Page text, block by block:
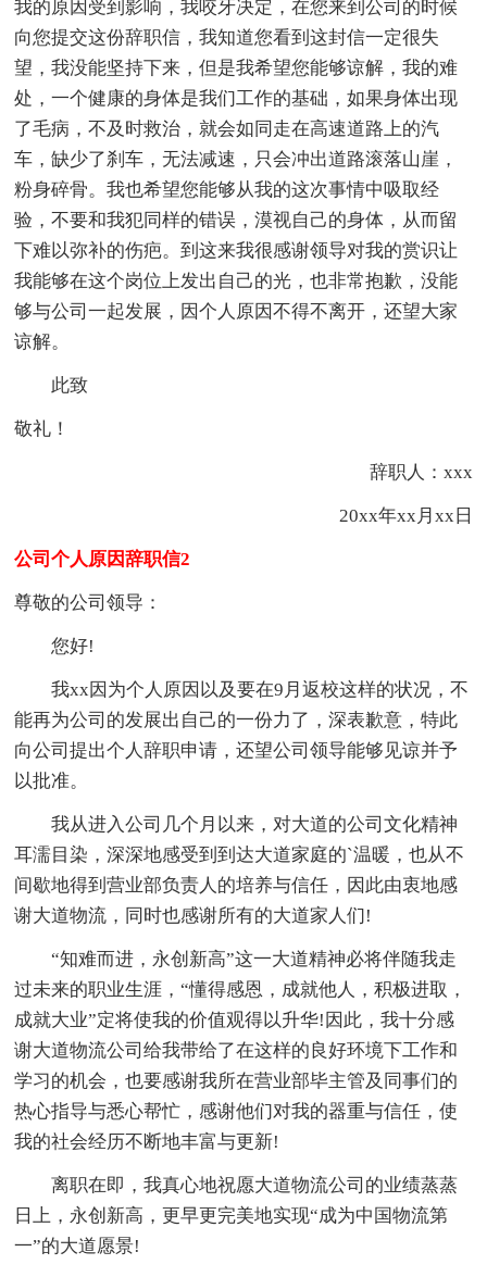
我的原因受到影响，我咬牙决定，在您来到公司的时候
向您提交这份辞职信，我知道您看到这封信一定很失
望，我没能坚持下来，但是我希望您能够谅解，我的难
处，一个健康的身体是我们工作的基础，如果身体出现
了毛病，不及时救治，就会如同走在高速道路上的汽
车，缺少了刹车，无法减速，只会冲出道路滚落山崖，
粉身碎骨。我也希望您能够从我的这次事情中吸取经
验，不要和我犯同样的错误，漠视自己的身体，从而留
下难以弥补的伤疤。到这来我很感谢领导对我的赏识让
我能够在这个岗位上发出自己的光，也非常抱歉，没能
够与公司一起发展，因个人原因不得不离开，还望大家
谅解。
此致
敬礼！
辞职人：xxx
20xx年xx月xx日
公司个人原因辞职信2
尊敬的公司领导：
您好!
我xx因为个人原因以及要在9月返校这样的状况，不
能再为公司的发展出自己的一份力了，深表歉意，特此
向公司提出个人辞职申请，还望公司领导能够见谅并予
以批准。
我从进入公司几个月以来，对大道的公司文化精神
耳濡目染，深深地感受到到达大道家庭的`温暖，也从不
间歇地得到营业部负责人的培养与信任，因此由衷地感
谢大道物流，同时也感谢所有的大道家人们!
“知难而进，永创新高”这一大道精神必将伴随我走
过未来的职业生涯，“懂得感恩，成就他人，积极进取，
成就大业”定将使我的价值观得以升华!因此，我十分感
谢大道物流公司给我带给了在这样的良好环境下工作和
学习的机会，也要感谢我所在营业部毕主管及同事们的
热心指导与悉心帮忙，感谢他们对我的器重与信任，使
我的社会经历不断地丰富与更新!
离职在即，我真心地祝愿大道物流公司的业绩蒸蒸
日上，永创新高，更早更完美地实现“成为中国物流第
一”的大道愿景!